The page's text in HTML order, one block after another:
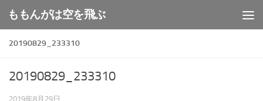
コンテンツへスキップ
ももんがは空を飛ぶ
20190829_233310
20190829_233310
2019年8月29日